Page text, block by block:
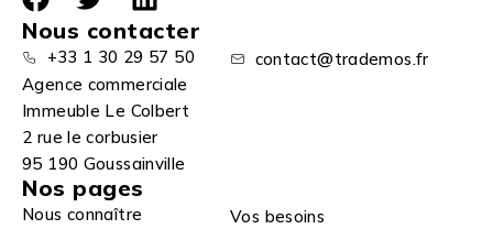
Nous contacter
+33 1 30 29 57 50
contact@trademos.fr
Agence commerciale
Immeuble Le Colbert
2 rue le corbusier
95 190 Goussainville
Nos pages
Nous connaître
Vos besoins